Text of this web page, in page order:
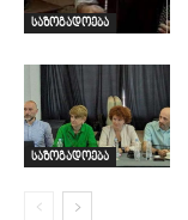
საზოგადოება
საზოგადოება